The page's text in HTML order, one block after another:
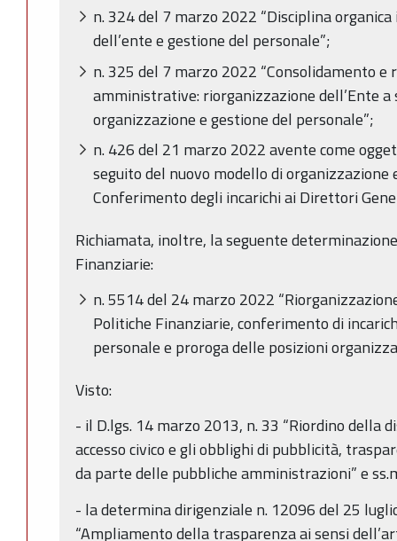
n. 324 del 7 marzo 2022 “Disciplina
dell’ente e gestione del personale”;
n. 325 del 7 marzo 2022 “Consolidamento
amministrative: riorganizzazione dell’Ente
organizzazione e gestione del personale”;
n. 426 del 21 marzo 2022 avente come
seguito del nuovo modello di organizzazione
Conferimento degli incarichi ai Direttori
Richiamata, inoltre, la seguente
Finanziarie:
n. 5514 del 24 marzo 2022
Politiche Finanziarie, conferimento di
personale e proroga delle posizioni
Visto:
- il D.lgs. 14 marzo 2013, n. 33 “Riordino della
accesso civico e gli obblighi di pubblicità,
da parte delle pubbliche amministrazioni” e
- la determina dirigenziale n. 12096 del 25
“Ampliamento della trasparenza ai sensi